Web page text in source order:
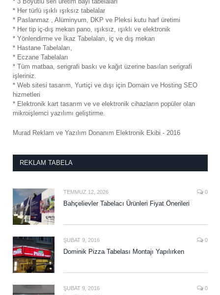
* Her türlü ışıklı ışıksız tabelalar
* Paslanmaz , Alüminyum, DKP ve Pleksi kutu harf üretimi
* Her tip iç-dış mekan pano, ışıksız, ışıklı ve elektronik
* Yönlendirme ve İkaz Tabelaları, iç ve dış mekan
* Hastane Tabelaları,
* Eczane Tabelaları
* Tüm matbaa, serigrafi baskı ve kağıt üzerine basılan serigrafi
işleriniz.
* Web sitesi tasarım, Yurtiçi ve dışı için Domain ve Hosting SEO
hizmetleri
* Elektronik kart tasarım ve ve elektronik cihazların popüler olan
mikroişlemci yazılımı geliştirme.
Murad Reklam ve Yazılım Donanım Elektronik Ekibi - 2016
REKLAM TABELA
TEMMUZ 12, 2026 0
Bahçelievler Tabelacı Ürünleri Fiyat Önerileri
ŞUBAT 9, 2016 0
Dominik Pizza Tabelası Montajı Yapılırken
ŞUBAT 9, 2016 0